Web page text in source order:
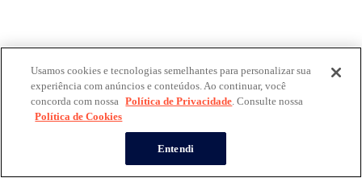
Usamos cookies e tecnologias semelhantes para personalizar sua
experiência com anúncios e conteúdos. Ao continuar, você
concorda com nossa Política de Privacidade. Consulte nossa
Política de Cookies
Entendi